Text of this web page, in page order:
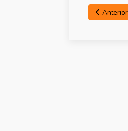
Anterior